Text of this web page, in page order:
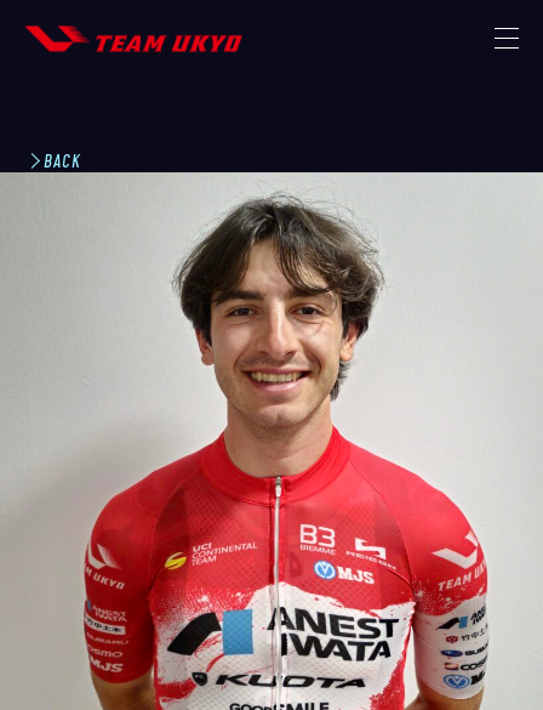
NEWS
MISSION
THE TEAM
STRATEGIC PARTNER
MEMBER
CONTACT
STORE
Follow us
BACK